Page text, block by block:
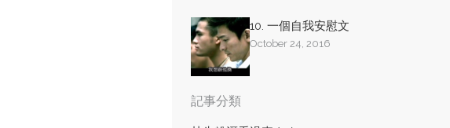
10. 一個自我安慰文
October 24, 2016
記事分類